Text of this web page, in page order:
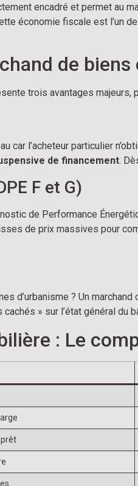
encadré et permet au
économie fiscale est l’un
de biens
trois avantages
car l’acheteur particulier
de financement.
F et G)
de Performance
de prix massives pour
d’urbanisme ? Un
» sur l’état général du
: Le